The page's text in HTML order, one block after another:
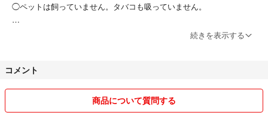
◯ペットは飼っていません。タバコも吸っていません。
※日本郵便⇔ヤマト運輸を変更する場合があります。
気持ちの良い取引きをしていけたらと思います。
続きを表示する
コメント
商品について質問する